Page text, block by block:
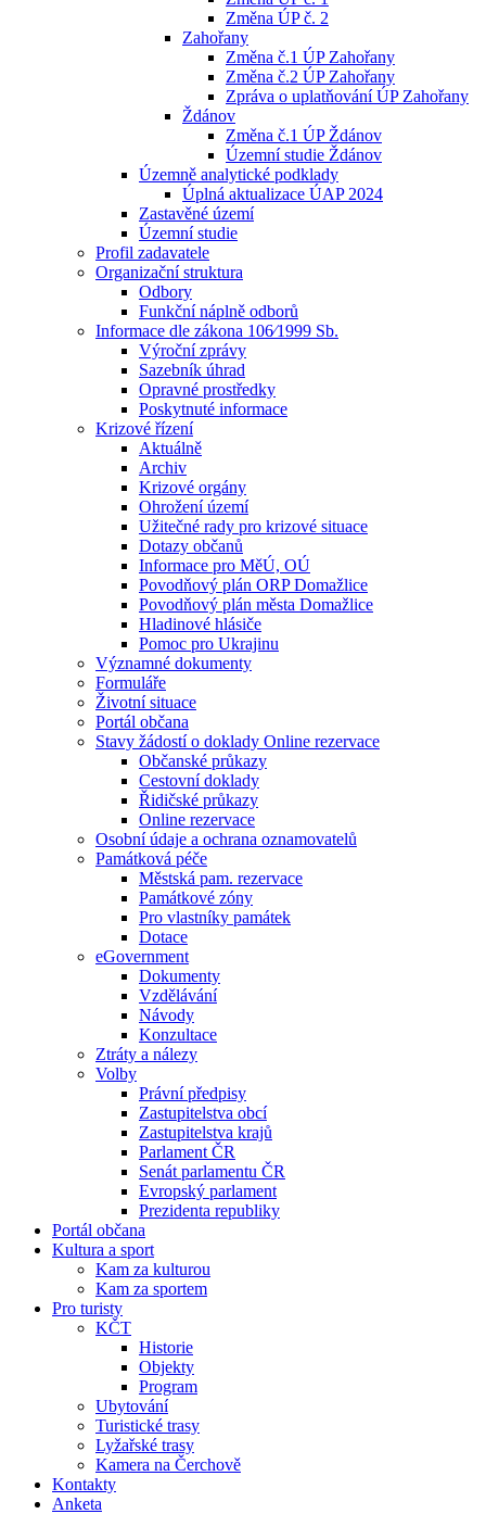
Změna ÚP č. 2
Zahořany
Změna č.1 ÚP Zahořany
Změna č.2 ÚP Zahořany
Zpráva o uplatňování ÚP Zahořany
Ždánov
Změna č.1 ÚP Ždánov
Územní studie Ždánov
Územně analytické podklady
Úplná aktualizace ÚAP 2024
Zastavěné území
Územní studie
Profil zadavatele
Organizační struktura
Odbory
Funkční náplně odborů
Informace dle zákona 106⁄1999 Sb.
Výroční zprávy
Sazebník úhrad
Opravné prostředky
Poskytnuté informace
Krizové řízení
Aktuálně
Archiv
Krizové orgány
Ohrožení území
Užitečné rady pro krizové situace
Dotazy občanů
Informace pro MěÚ, OÚ
Povodňový plán ORP Domažlice
Povodňový plán města Domažlice
Hladinové hlásiče
Pomoc pro Ukrajinu
Významné dokumenty
Formuláře
Životní situace
Portál občana
Stavy žádostí o doklady Online rezervace
Občanské průkazy
Cestovní doklady
Řidičské průkazy
Online rezervace
Osobní údaje a ochrana oznamovatelů
Památková péče
Městská pam. rezervace
Památkové zóny
Pro vlastníky památek
Dotace
eGovernment
Dokumenty
Vzdělávání
Návody
Konzultace
Ztráty a nálezy
Volby
Právní předpisy
Zastupitelstva obcí
Zastupitelstva krajů
Parlament ČR
Senát parlamentu ČR
Evropský parlament
Prezidenta republiky
Portál občana
Kultura a sport
Kam za kulturou
Kam za sportem
Pro turisty
KČT
Historie
Objekty
Program
Ubytování
Turistické trasy
Lyžařské trasy
Kamera na Čerchově
Kontakty
Anketa